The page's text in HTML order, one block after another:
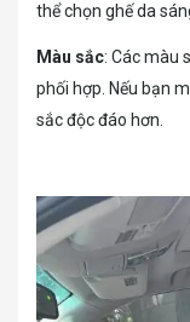
thể chọn ghế da
Màu sắc: Các màu
phối hợp. Nếu bạn
sắc độc đáo hơn.